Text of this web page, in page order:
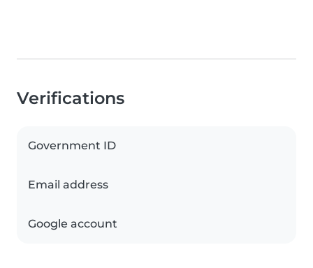
Verifications
Government ID
Email address
Google account